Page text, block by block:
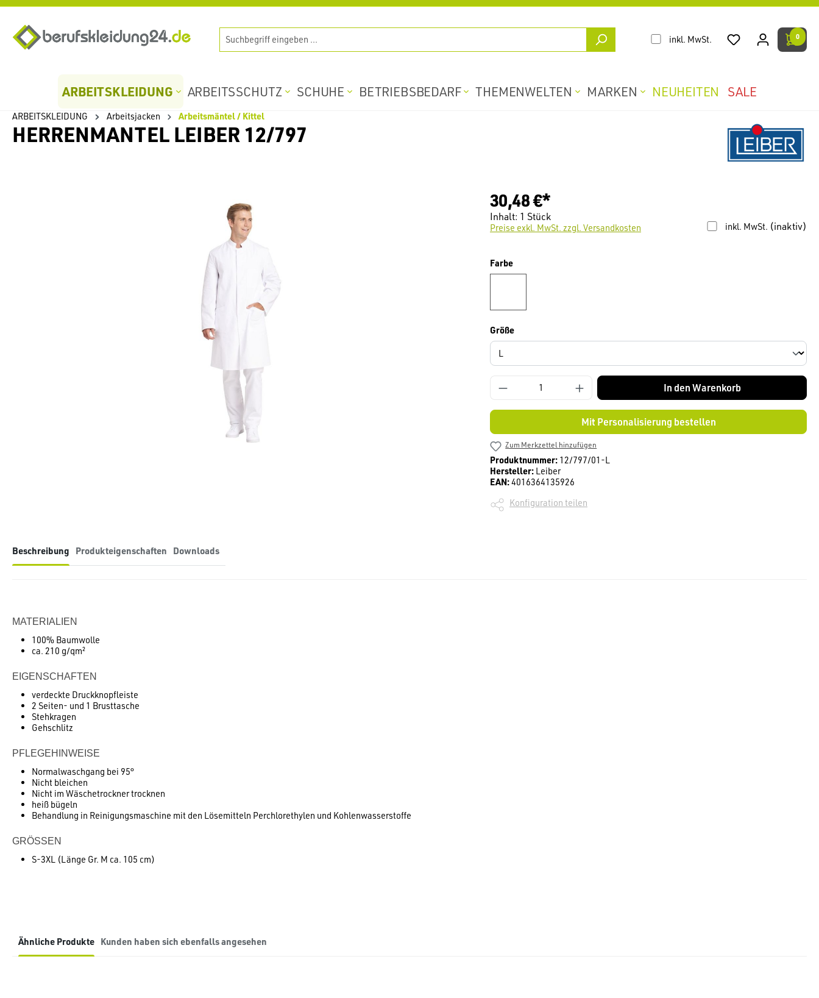
inkl. MwSt. 0
ARBEITSKLEIDUNG ARBEITSSCHUTZ SCHUHE BETRIEBSBEDARF THEMENWELTEN MARKEN NEUHEITEN SALE
ARBEITSKLEIDUNG Arbeitsjacken Arbeitsmäntel / Kittel
HERRENMANTEL LEIBER 12/797
30,48 €*
Inhalt: 1 Stück
inkl. MwSt. (inaktiv)
Preise exkl. MwSt. zzgl. Versandkosten
Farbeauswählen
Größeauswählen
In den Warenkorb
Mit Personalisierung bestellen
Zum Merkzettel hinzufügen
Produktnummer: 12/797/01-L
Hersteller: Leiber
EAN:4016364135926
Konfiguration teilen
Beschreibung Produkteigenschaften Downloads
MATERIALIEN
100% Baumwolle
ca. 210 g/qm²
EIGENSCHAFTEN
verdeckte Druckknopfleiste
2 Seiten- und 1 Brusttasche
Stehkragen
Gehschlitz
PFLEGEHINWEISE
Normalwaschgang bei 95°
Nicht bleichen
Nicht im Wäschetrockner trocknen
heiß bügeln
Behandlung in Reinigungsmaschine mit den Lösemitteln Perchlorethylen und Kohlenwasserstoffe
GRÖSSEN
S-3XL (Länge Gr. M ca. 105 cm)
Ähnliche Produkte Kunden haben sich ebenfalls angesehen